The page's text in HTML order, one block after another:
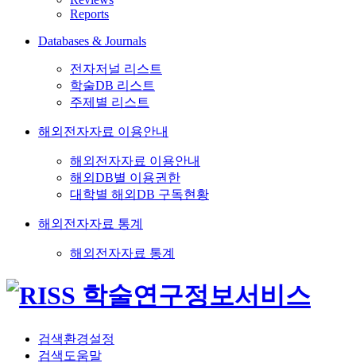
Reports
Databases & Journals
전자저널 리스트
학술DB 리스트
주제별 리스트
해외전자자료 이용안내
해외전자자료 이용안내
해외DB별 이용권한
대학별 해외DB 구독현황
해외전자자료 통계
해외전자자료 통계
검색환경설정
검색도움말